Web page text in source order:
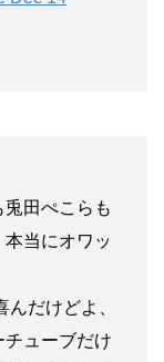
田ぺこらも
当にオワッ
だけどよ、
ューブだけ